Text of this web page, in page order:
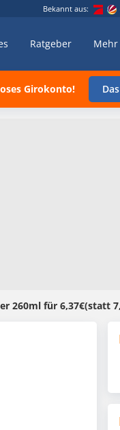
Bekannt aus:
Ratgeber Mehr
Girokonto!
260ml für 6,37€(statt